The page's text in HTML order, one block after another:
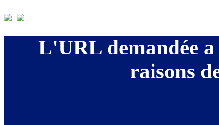
L'URL demandée a
raisons